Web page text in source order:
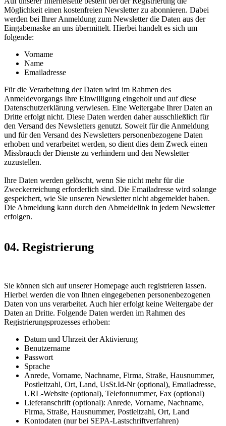
Möglichkeit einen kostenfreien Newsletter zu abonnieren. Dabei
werden bei Ihrer Anmeldung zum Newsletter die Daten aus der
Eingabemaske an uns übermittelt. Hierbei handelt es sich um
folgende:
Vorname
Name
Emailadresse
Für die Verarbeitung der Daten wird im Rahmen des
Anmeldevorgangs Ihre Einwilligung eingeholt und auf diese
Datenschutzerklärung verwiesen. Eine Weitergabe Ihrer Daten an
Dritte erfolgt nicht. Diese Daten werden daher ausschließlich für
den Versand des Newsletters genutzt. Soweit für die Anmeldung
und für den Versand des Newsletters personenbezogene Daten
erhoben und verarbeitet werden, so dient dies dem Zweck einen
Missbrauch der Dienste zu verhindern und den Newsletter
zuzustellen.
Ihre Daten werden gelöscht, wenn Sie nicht mehr für die
Zweckerreichung erforderlich sind. Die Emailadresse wird solange
gespeichert, wie Sie unseren Newsletter nicht abgemeldet haben.
Die Abmeldung kann durch den Abmeldelink in jedem Newsletter
erfolgen.
04. Registrierung
Sie können sich auf unserer Homepage auch registrieren lassen.
Hierbei werden die von Ihnen eingegebenen personenbezogenen
Daten von uns verarbeitet. Auch hier erfolgt keine Weitergabe der
Daten an Dritte. Folgende Daten werden im Rahmen des
Registrierungsprozesses erhoben:
Datum und Uhrzeit der Aktivierung
Benutzername
Passwort
Sprache
Anrede, Vorname, Nachname, Firma, Straße, Hausnummer,
Postleitzahl, Ort, Land, UsSt.Id-Nr (optional), Emailadresse,
URL-Website (optional), Telefonnummer, Fax (optional)
Lieferanschrift (optional): Anrede, Vorname, Nachname,
Firma, Straße, Hausnummer, Postleitzahl, Ort, Land
Kontodaten (nur bei SEPA-Lastschriftverfahren)